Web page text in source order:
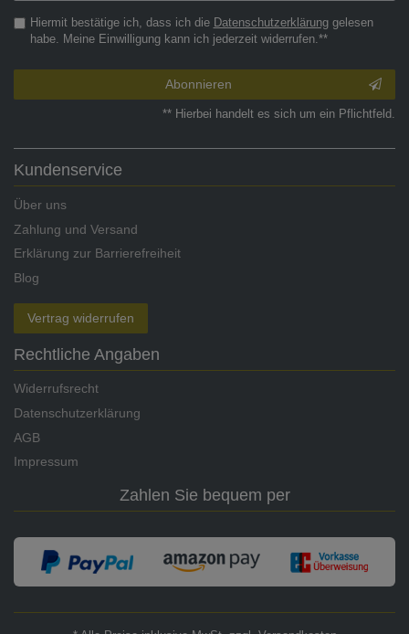
Hiermit bestätige ich, dass ich die Daten­schutz­erklärunggelesen
habe. Meine Einwilligung kann ich jederzeit widerrufen.**
Abonnieren
** Hierbei handelt es sich um ein Pflichtfeld.
Kundenservice
Über uns
Zahlung und Versand
Erklärung zur Barrierefreiheit
Blog
Vertrag widerrufen
Rechtliche Angaben
Widerrufsrecht
Datenschutzerklärung
AGB
Impressum
Zahlen Sie bequem per